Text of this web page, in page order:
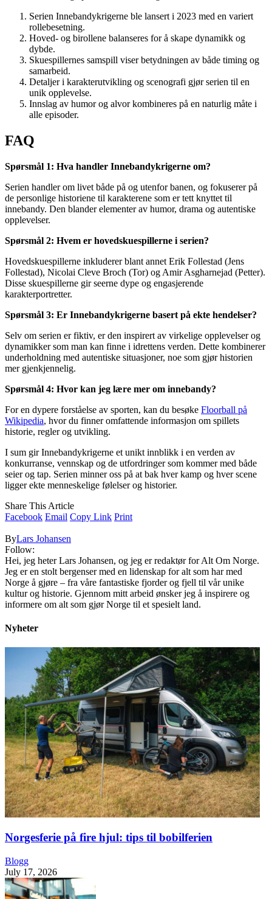
Serien Innebandykrigerne ble lansert i 2023 med en variert
rollebesetning.
Hoved- og birollene balanseres for å skape dynamikk og
dybde.
Skuespillernes samspill viser betydningen av både timing og
samarbeid.
Detaljer i karakterutvikling og scenografi gjør serien til en
unik opplevelse.
Innslag av humor og alvor kombineres på en naturlig måte i
alle episoder.
FAQ
Spørsmål 1: Hva handler Innebandykrigerne om?
Serien handler om livet både på og utenfor banen, og fokuserer på
de personlige historiene til karakterene som er tett knyttet til
innebandy. Den blander elementer av humor, drama og autentiske
opplevelser.
Spørsmål 2: Hvem er hovedskuespillerne i serien?
Hovedskuespillerne inkluderer blant annet Erik Follestad (Jens
Follestad), Nicolai Cleve Broch (Tor) og Amir Asgharnejad (Petter).
Disse skuespillerne gir seerne dype og engasjerende
karakterportretter.
Spørsmål 3: Er Innebandykrigerne basert på ekte hendelser?
Selv om serien er fiktiv, er den inspirert av virkelige opplevelser og
dynamikker som man kan finne i idrettens verden. Dette kombinerer
underholdning med autentiske situasjoner, noe som gjør historien
mer gjenkjennelig.
Spørsmål 4: Hvor kan jeg lære mer om innebandy?
For en dypere forståelse av sporten, kan du besøke Floorball på
Wikipedia, hvor du finner omfattende informasjon om spillets
historie, regler og utvikling.
I sum gir Innebandykrigerne et unikt innblikk i en verden av
konkurranse, vennskap og de utfordringer som kommer med både
seier og tap. Serien minner oss på at bak hver kamp og hver scene
ligger ekte menneskelige følelser og historier.
Share This Article
Facebook Email Copy Link Print
ByLars Johansen
Follow:
Hei, jeg heter Lars Johansen, og jeg er redaktør for Alt Om Norge.
Jeg er en stolt bergenser med en lidenskap for alt som har med
Norge å gjøre – fra våre fantastiske fjorder og fjell til vår unike
kultur og historie. Gjennom mitt arbeid ønsker jeg å inspirere og
informere om alt som gjør Norge til et spesielt land.
Nyheter
Norgesferie på fire hjul: tips til bobilferien
Blogg
July 17, 2026